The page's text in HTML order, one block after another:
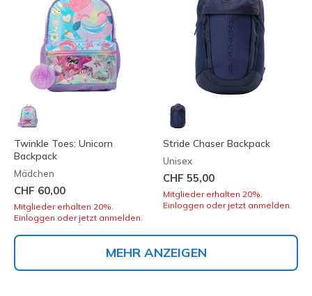
Twinkle Toes: Unicorn
Backpack
Mädchen
CHF 60,00
Mitglieder erhalten 20%.
Einloggen oder jetzt anmelden.
Stride Chaser Backpack
Unisex
CHF 55,00
Mitglieder erhalten 20%.
Einloggen oder jetzt anmelden.
MEHR ANZEIGEN